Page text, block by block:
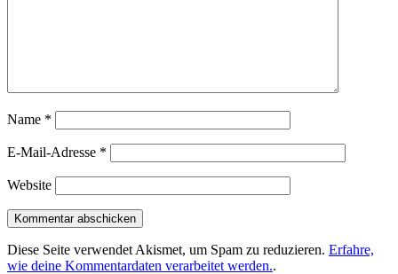
Name *
E-Mail-Adresse *
Website
Diese Seite verwendet Akismet, um Spam zu reduzieren. Erfahre,
wie deine Kommentardaten verarbeitet werden..